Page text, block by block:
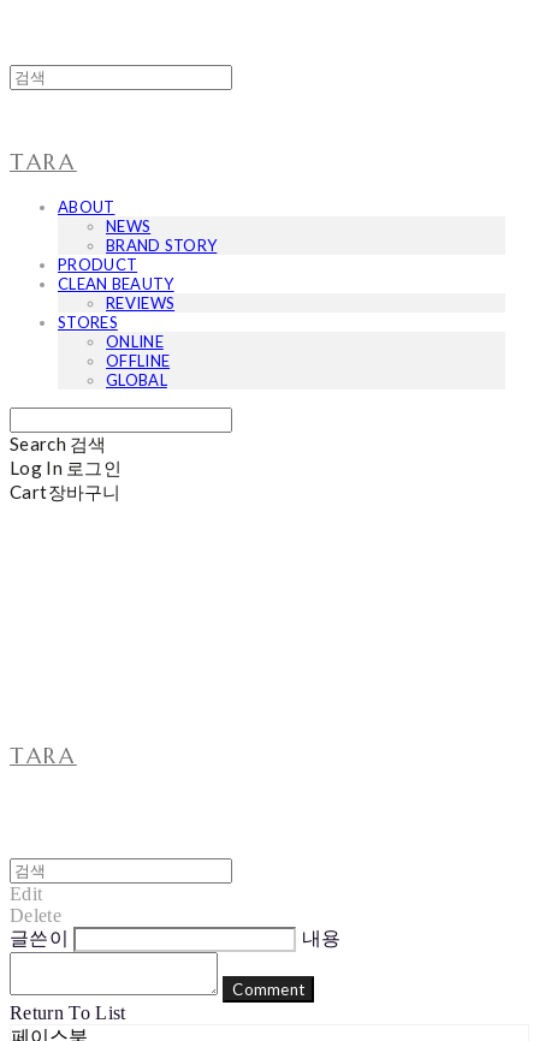
TARA
ABOUT
NEWS
BRAND STORY
PRODUCT
CLEAN BEAUTY
REVIEWS
STORES
ONLINE
OFFLINE
GLOBAL
Search 검색
Log In 로그인
Cart장바구니
TARA
Edit
Delete
글쓴이
내용
Comment
Return To List
페이스북